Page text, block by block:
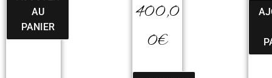
AU
PANIER
400,0
0€